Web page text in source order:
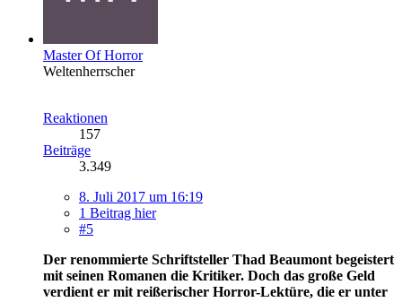
Master Of Horror
Weltenherrscher
Reaktionen
157
Beiträge
3.349
8. Juli 2017 um 16:19
1 Beitrag hier
#5
Der renommierte Schriftsteller Thad Beaumont begeistert
mit seinen Romanen die Kritiker. Doch das große Geld
verdient er mit reißerischer Horror-Lektüre, die er unter